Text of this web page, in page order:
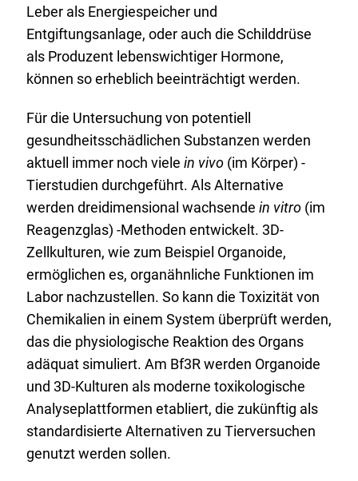
Leber als Energiespeicher und
Entgiftungsanlage, oder auch die Schilddrüse
als Produzent lebenswichtiger Hormone,
können so erheblich beeinträchtigt werden.
Für die Untersuchung von potentiell
gesundheitsschädlichen Substanzen werden
aktuell immer noch viele in vivo(im Körper) -
Tierstudien durchgeführt. Als Alternative
werden dreidimensional wachsende in vitro(im
Reagenzglas) -Methoden entwickelt. 3D-
Zellkulturen, wie zum Beispiel Organoide,
ermöglichen es, organähnliche Funktionen im
Labor nachzustellen. So kann die Toxizität von
Chemikalien in einem System überprüft werden,
das die physiologische Reaktion des Organs
adäquat simuliert. Am Bf3R werden Organoide
und 3D-Kulturen als moderne toxikologische
Analyseplattformen etabliert, die zukünftig als
standardisierte Alternativen zu Tierversuchen
genutzt werden sollen.